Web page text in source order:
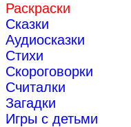
Раскраски
Сказки
Аудиосказки
Стихи
Скороговорки
Считалки
Загадки
Игры с детьми